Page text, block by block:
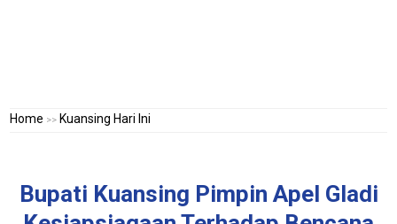
Home >> Kuansing Hari Ini
Bupati Kuansing Pimpin Apel Gladi